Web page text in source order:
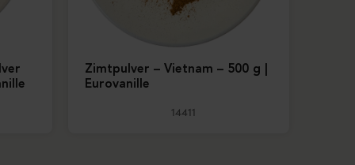
Zimtpulver – Vietnam – 500 g |
Eurovanille
14411